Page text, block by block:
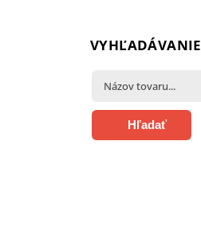
VYHĽADÁVANIE
Hľadať